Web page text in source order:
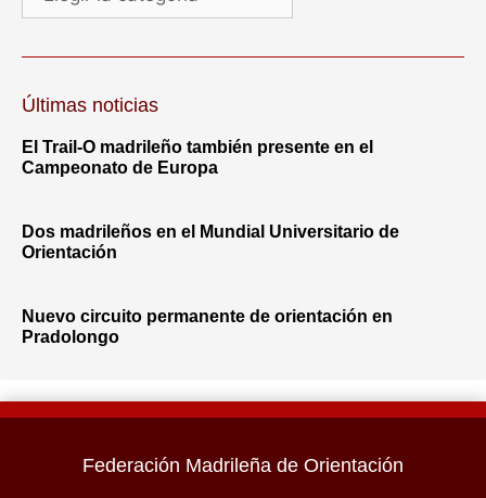
Últimas noticias
El Trail-O madrileño también presente en el
Campeonato de Europa
Dos madrileños en el Mundial Universitario de
Orientación
Nuevo circuito permanente de orientación en
Pradolongo
Federación Madrileña de Orientación